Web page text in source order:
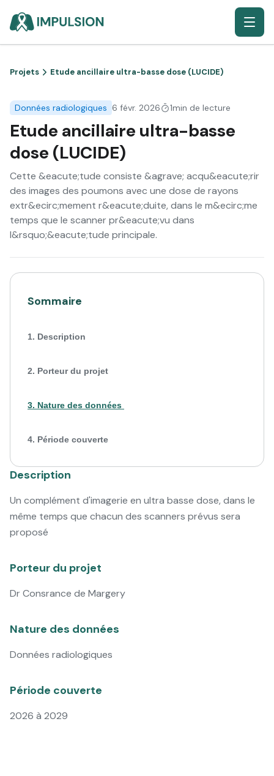
Projets Etude ancillaire ultra-basse dose (LUCIDE)
Données radiologiques 6 févr. 2026 1min de lecture
Etude ancillaire ultra-basse
dose (LUCIDE)
Cette &eacute;tude consiste &agrave; acqu&eacute;rir
des images des poumons avec une dose de rayons
extr&ecirc;mement r&eacute;duite, dans le m&ecirc;me
temps que le scanner pr&eacute;vu dans
l&rsquo;&eacute;tude principale.
Sommaire
1. Description
2. Porteur du projet
3. Nature des données
4. Période couverte
Description
Un complément d'imagerie en ultra basse dose, dans le
même temps que chacun des scanners prévus sera
proposé
Porteur du projet
Dr Consrance de Margery
Nature des données
Données radiologiques
Période couverte
2026 à 2029